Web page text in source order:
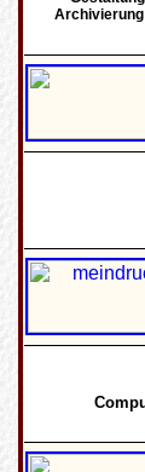
Archivierung